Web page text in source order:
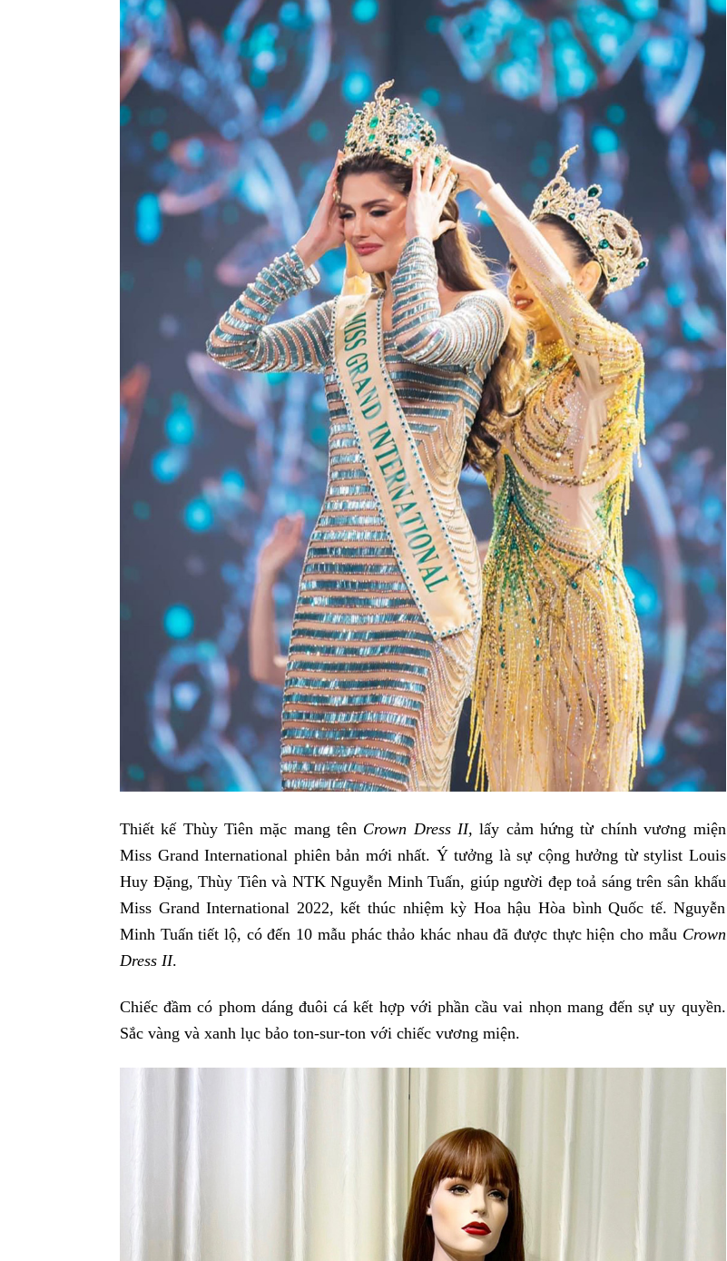
Thiết kế Thùy Tiên mặc mang tên Crown Dress II, lấy cảm hứng từ chính vương miện
Miss Grand International phiên bản mới nhất. Ý tưởng là sự cộng hưởng từ stylist Louis
Huy Đặng, Thùy Tiên và NTK Nguyễn Minh Tuấn, giúp người đẹp toả sáng trên sân khấu
Miss Grand International 2022, kết thúc nhiệm kỳ Hoa hậu Hòa bình Quốc tế. Nguyễn
Minh Tuấn tiết lộ, có đến 10 mẫu phác thảo khác nhau đã được thực hiện cho mẫu Crown
Dress II.
Chiếc đầm có phom dáng đuôi cá kết hợp với phần cầu vai nhọn mang đến sự uy quyền.
Sắc vàng và xanh lục bảo ton-sur-ton với chiếc vương miện.